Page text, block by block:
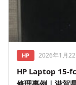
HP 2026年1月22
HP Laptop 15-